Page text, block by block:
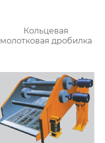
Кольцевая
молотковая дробилка